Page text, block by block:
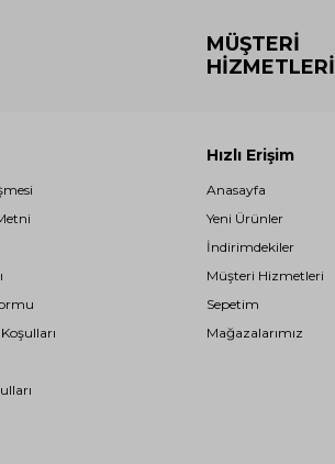
MÜŞTERI
HIZMETLERI
Hızlı Erişim
Anasayfa
Yeni Ürünler
İndirimdekiler
Müşteri Hizmetleri
Sepetim
Mağazalarımız